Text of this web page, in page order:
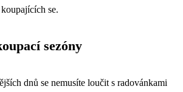
se.
sezóny
dnů se nemusíte loučit s radovánkami